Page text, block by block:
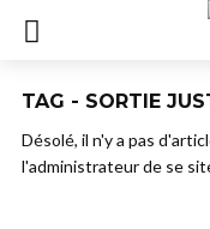
TAG - SORTIE
Désolé, il n'y a pas
l'administrateur de se